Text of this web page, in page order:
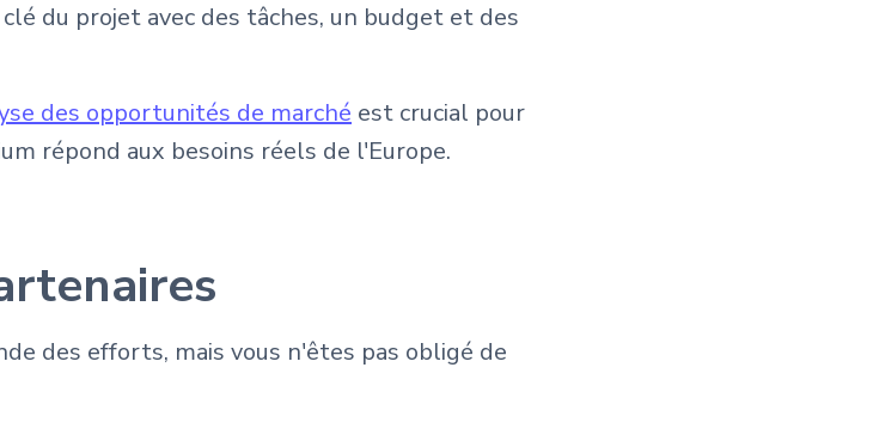
du projet avec des tâches, un budget et des
des opportunités de marché est crucial pour
répond aux besoins réels de l'Europe.
des efforts, mais vous n'êtes pas obligé de